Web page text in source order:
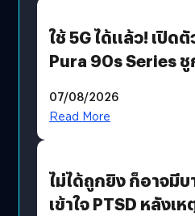
ใช้ 5G ได้แล้ว! เปิด
Pura 90s Series
07/08/2026
Read More
ไม่ได้ถูกยิง ก็อาจมี
เข้าใจ PTSD หลังเห